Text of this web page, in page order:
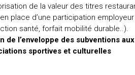
de la valeur des titres
place d’une participation employeur
santé, forfait mobilité durable..).
de l’enveloppe des subventions aux
sportives et culturelles